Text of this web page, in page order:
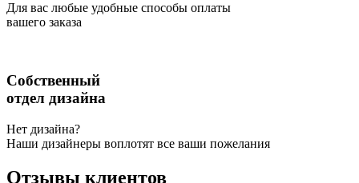
Для вас любые удобные способы оплаты
вашего заказа
Собственный
отдел дизайна
Нет дизайна?
Наши дизайнеры воплотят все ваши пожелания
Отзывы клиентов